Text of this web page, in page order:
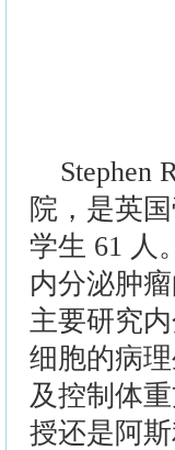
Stephen
院，是英
学生 61 人
内分泌肿
主要研究
细胞的病
及控制体
授还是阿